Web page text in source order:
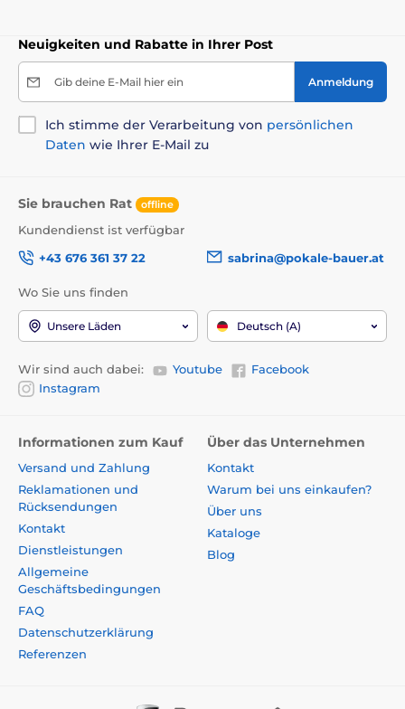
Neuigkeiten und Rabatte in Ihrer Post
Gib deine E-Mail hier ein Anmeldung
Ich stimme der Verarbeitung von persönlichen
Daten wie Ihrer E-Mail zu
Sie brauchen Rat offline
Kundendienst ist verfügbar
+43 676 361 37 22
sabrina@pokale-bauer.at
Wo Sie uns finden
Unsere Läden Deutsch (A)
Wir sind auch dabei: Youtube
Facebook
Instagram
Informationen zum Kauf
Versand und Zahlung
Reklamationen und
Rücksendungen
Kontakt
Dienstleistungen
Allgemeine
Geschäftsbedingungen
FAQ
Datenschutzerklärung
Referenzen
Über das Unternehmen
Kontakt
Warum bei uns einkaufen?
Über uns
Kataloge
Blog